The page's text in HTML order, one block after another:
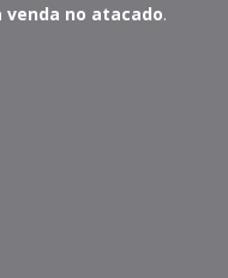
no atacado.